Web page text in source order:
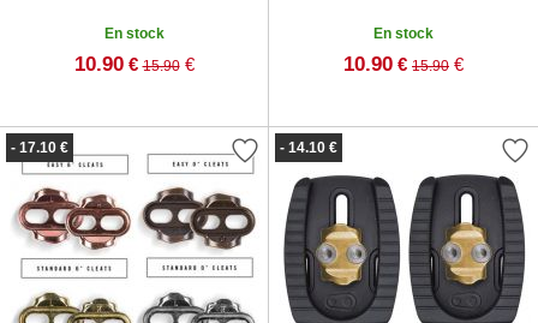
En stock
10.90 € 15.90€
En stock
10.90 € 15.90 €
- 17.10 € - 14.10 €